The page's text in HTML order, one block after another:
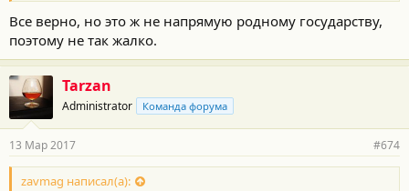
Все верно, но это ж не напрямую родному государству,
поэтому не так жалко.
Tarzan
Administrator Команда форума
13 Мар 2017 #674
zavmag написал(а):